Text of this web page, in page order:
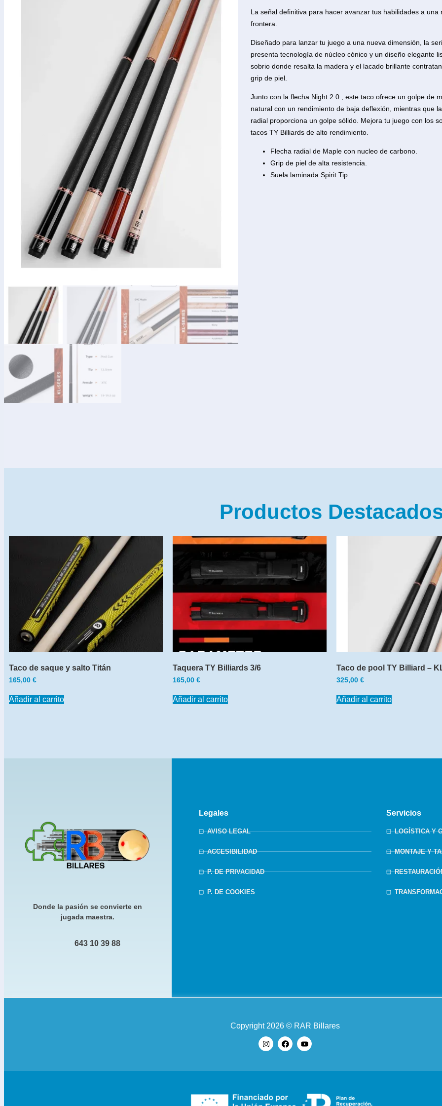
La señal definitiva para hacer avanzar tus habilidades a una
frontera.
Diseñado para lanzar tu juego a una nueva dimensión, la
presenta tecnología de núcleo cónico y un diseño elegante
sobrio donde resalta la madera y el lacado brillante
grip de piel.
Junto con la flecha Night 2.0 , este taco ofrece un golpe de
natural con un rendimiento de baja deflexión, mientras que
radial proporciona un golpe sólido. Mejora tu juego con los
tacos TY Billiards de alto rendimiento.
Flecha radial de Maple con nucleo de carbono.
Grip de piel de alta resistencia.
Suela laminada Spirit Tip.
Productos
Taco de saque y salto Titán
165,00 €
Añadir al carrito
Taquera TY Billiards 3/6
165,00 €
Añadir al carrito
Taco de pool TY Billiard –
325,00 €
Añadir al carrito
Donde la pasión se convierte en
jugada maestra.
643 10 39 88
Legales
AVISO LEGAL
ACCESIBILIDAD
P. DE PRIVACIDAD
P. DE COOKIES
Servicios
LOGÍSTICA Y
MONTAJE Y
Copyright 2026 © RAR Billares